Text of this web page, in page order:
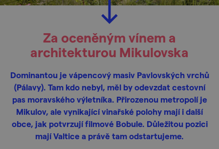
Za oceněným vínem a
architekturou Mikulovska
Dominantou je vápencový masiv Pavlovských vrchů
(Pálavy). Tam kdo nebyl, měl by odevzdat cestovní
pas moravského výletníka. Přirozenou metropolí je
Mikulov, ale vynikající vinařské polohy mají i další
obce, jak potvrzují filmové Bobule. Důležitou pozici
mají Valtice a právě tam odstartujeme.